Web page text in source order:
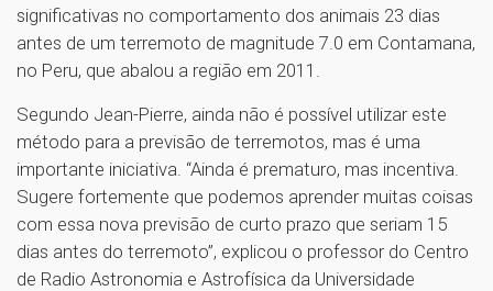
significativas no comportamento dos animais 23 dias
antes de um terremoto de magnitude 7.0 em Contamana,
no Peru, que abalou a região em 2011.
Segundo Jean-Pierre, ainda não é possível utilizar este
método para a previsão de terremotos, mas é uma
importante iniciativa. “Ainda é prematuro, mas incentiva.
Sugere fortemente que podemos aprender muitas coisas
com essa nova previsão de curto prazo que seriam 15
dias antes do terremoto”, explicou o professor do Centro
de Radio Astronomia e Astrofísica da Universidade